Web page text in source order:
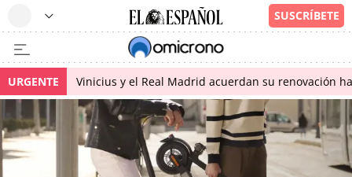
URGENTE Vinicius y el Real Madrid acuerdan su renovación